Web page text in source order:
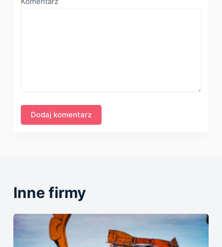
Inne firmy